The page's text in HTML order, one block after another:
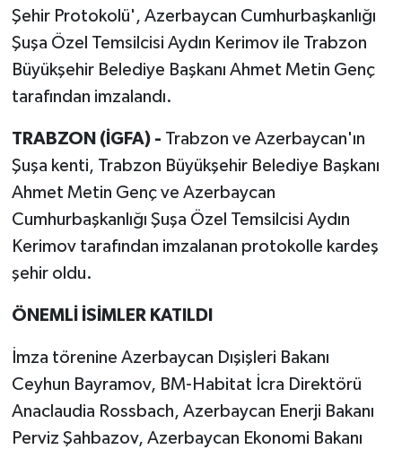
Şehir Protokolü', Azerbaycan Cumhurbaşkanlığı
Şuşa Özel Temsilcisi Aydın Kerimov ile Trabzon
Büyükşehir Belediye Başkanı Ahmet Metin Genç
tarafından imzalandı.
TRABZON (İGFA) - Trabzon ve Azerbaycan'ın
Şuşa kenti, Trabzon Büyükşehir Belediye Başkanı
Ahmet Metin Genç ve Azerbaycan
Cumhurbaşkanlığı Şuşa Özel Temsilcisi Aydın
Kerimov tarafından imzalanan protokolle kardeş
şehir oldu.
ÖNEMLİ İSİMLER KATILDI
İmza törenine Azerbaycan Dışişleri Bakanı
Ceyhun Bayramov, BM-Habitat İcra Direktörü
Anaclaudia Rossbach, Azerbaycan Enerji Bakanı
Perviz Şahbazov, Azerbaycan Ekonomi Bakanı